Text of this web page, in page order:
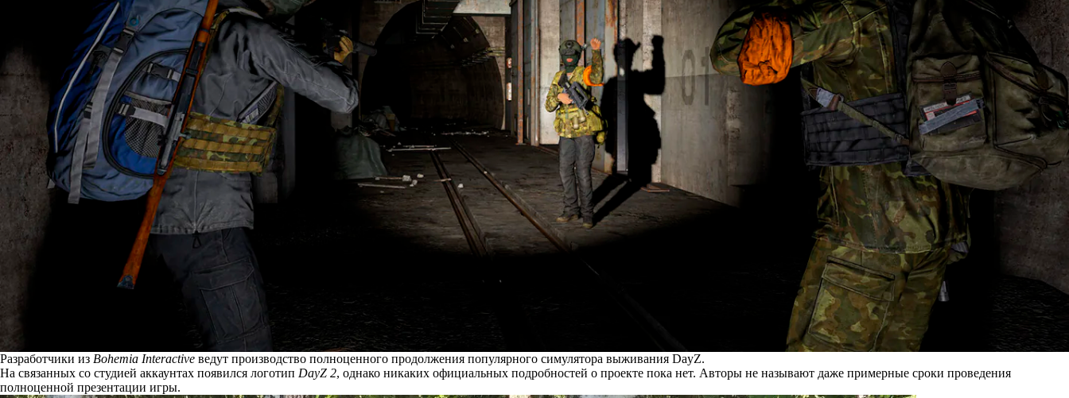
Разработчики из Bohemia Interactive ведут производство полноценного продолжения популярного симулятора выживания DayZ.
На связанных со студией аккаунтах появился логотип DayZ 2, однако никаких официальных подробностей о проекте пока нет. Авторы не называют даже примерные сроки проведения
полноценной презентации игры.